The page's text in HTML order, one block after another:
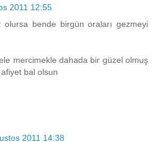
2011 12:55
olursa bende birgün oraları gezmeyi
mercimekle dahada bir güzel olmuş
bal olsun
2011 14:38